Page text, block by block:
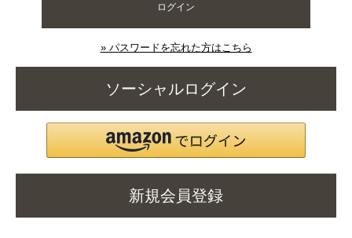
ログイン
» パスワードを忘れた方はこちら
ソーシャルログイン
新規会員登録